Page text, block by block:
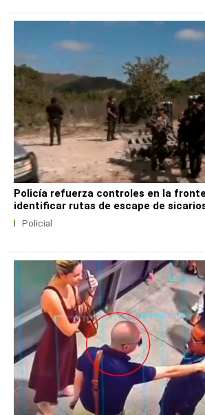
Policía refuerza controles en la
identificar rutas de escape de
Policial